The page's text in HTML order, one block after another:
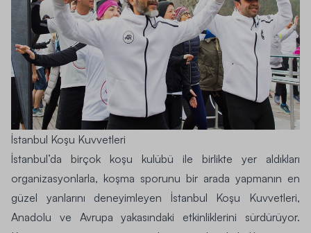
İstanbul Koşu Kuvvetleri
İstanbul’da birçok koşu kulübü ile birlikte yer aldıkları
organizasyonlarla, koşma sporunu bir arada yapmanın en
güzel yanlarını deneyimleyen İstanbul Koşu Kuvvetleri,
Anadolu ve Avrupa yakasındaki etkinliklerini sürdürüyor.